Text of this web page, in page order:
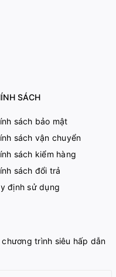
SÁCH
sách bảo mật
sách vận chuyển
sách kiểm hàng
sách đổi trả
định sử dụng
trình siêu hấp dẫn